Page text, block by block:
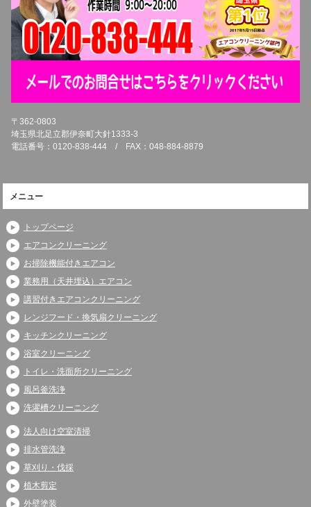
〒362-0803
埼玉県北足立郡伊奈町大針1333-3
電話番号：0120-838-444 / FAX：048-884-8879
メニュー
トップページ
エアコンクリーニング
お掃除機能付きエアコン
業務用（天井埋込）エアコン
講習付きエアコンクリーニング
レンジフード・換気扇クリーニング
キッチンクリーニング
浴室クリーニング
トイレ・洗面所クリーニング
風呂釜洗浄
洗濯槽クリーニング
法人向け空室清掃
排水管洗浄
草刈り・伐採
植木剪定
外壁塗装